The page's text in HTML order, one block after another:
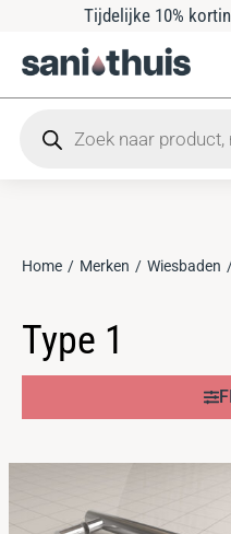
Tijdelijke 10%
Je bent hier:
Home Merken Wiesbaden
Type 1